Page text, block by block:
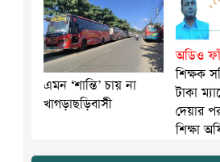
এমন ‘শান্তি’ চায় না
খাগড়াছড়িবাসী
অডিও
শিক্ষক
টাকা
দেয়ার
শিক্ষা